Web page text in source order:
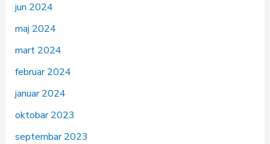
jun 2024
maj 2024
mart 2024
februar 2024
januar 2024
oktobar 2023
septembar 2023